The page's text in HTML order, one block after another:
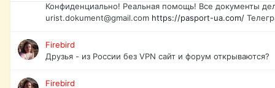
Конфиденциально! Реальная помощь! Все документы
urist.dokument@gmail.com https://pasport-ua.com/
Firebird
Друзья - из России без VPN сайт и форум открываются?
Firebird